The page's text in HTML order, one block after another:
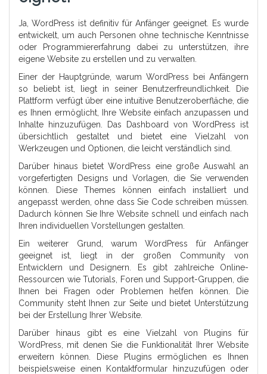
Ja, WordPress ist definitiv für Anfänger geeignet. Es wurde
entwickelt, um auch Personen ohne technische Kenntnisse
oder Programmiererfahrung dabei zu unterstützen, ihre
eigene Website zu erstellen und zu verwalten.
Einer der Hauptgründe, warum WordPress bei Anfängern
so beliebt ist, liegt in seiner Benutzerfreundlichkeit. Die
Plattform verfügt über eine intuitive Benutzeroberfläche, die
es Ihnen ermöglicht, Ihre Website einfach anzupassen und
Inhalte hinzuzufügen. Das Dashboard von WordPress ist
übersichtlich gestaltet und bietet eine Vielzahl von
Werkzeugen und Optionen, die leicht verständlich sind.
Darüber hinaus bietet WordPress eine große Auswahl an
vorgefertigten Designs und Vorlagen, die Sie verwenden
können. Diese Themes können einfach installiert und
angepasst werden, ohne dass Sie Code schreiben müssen.
Dadurch können Sie Ihre Website schnell und einfach nach
Ihren individuellen Vorstellungen gestalten.
Ein weiterer Grund, warum WordPress für Anfänger
geeignet ist, liegt in der großen Community von
Entwicklern und Designern. Es gibt zahlreiche Online-
Ressourcen wie Tutorials, Foren und Support-Gruppen, die
Ihnen bei Fragen oder Problemen helfen können. Die
Community steht Ihnen zur Seite und bietet Unterstützung
bei der Erstellung Ihrer Website.
Darüber hinaus gibt es eine Vielzahl von Plugins für
WordPress, mit denen Sie die Funktionalität Ihrer Website
erweitern können. Diese Plugins ermöglichen es Ihnen
beispielsweise einen Kontaktformular hinzuzufügen oder